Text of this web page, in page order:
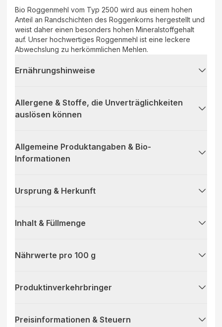
Bio Roggenmehl vom Typ 2500 wird aus einem hohen
Anteil an Randschichten des Roggenkorns hergestellt und
weist daher einen besonders hohen Mineralstoffgehalt
auf. Unser hochwertiges Roggenmehl ist eine leckere
Abwechslung zu herkömmlichen Mehlen.
Ernährungshinweise
Allergene & Stoffe, die Unverträglichkeiten
auslösen können
Allgemeine Produktangaben & Bio-
Informationen
Ursprung & Herkunft
Inhalt & Füllmenge
Nährwerte pro 100 g
Produktinverkehrbringer
Preisinformationen & Steuern